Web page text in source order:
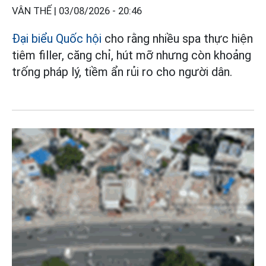
VÂN THẾ | 03/08/2026 - 20:46
Đại biểu Quốc hội cho rằng nhiều spa thực hiện
tiêm filler, căng chỉ, hút mỡ nhưng còn khoảng
trống pháp lý, tiềm ẩn rủi ro cho người dân.